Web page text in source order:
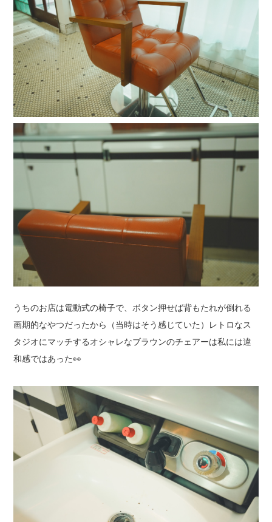
うちのお店は電動式の椅子で、ボタン押せば背もたれが倒れる
画期的なやつだったから（当時はそう感じていた）レトロなス
タジオにマッチするオシャレなブラウンのチェアーは私には違
和感ではあった👀